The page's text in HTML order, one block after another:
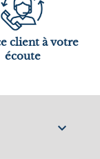
client à votre
écoute
